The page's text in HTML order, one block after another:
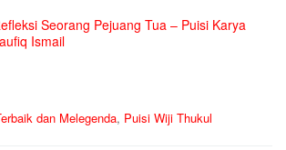
Seorang Pejuang Tua – Puisi Karya
Ismail
dan Melegenda, Puisi Wiji Thukul